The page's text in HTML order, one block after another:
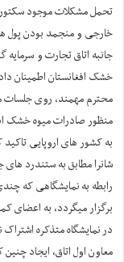
تحمل مشکلات موجود
خارجی و منجمد بودن پول
جانبه اتاق تجارت و
خشک افغانستان اطمینان
محترم مهمند، روی جلسات
منظور صادرات میوه خشک
به کشور های اروپایی تاکید
شانرا مطابق به ستندرد
رابطه به نمایشگاهی که
برگزار میگردد، به اعضای
در نمایشگاه متذکره
معاون اول اتاق، ایجاد